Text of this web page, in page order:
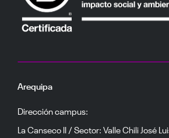
Arequipa
Dirección campus:
La Canseco II / Sector: Valle Chili José